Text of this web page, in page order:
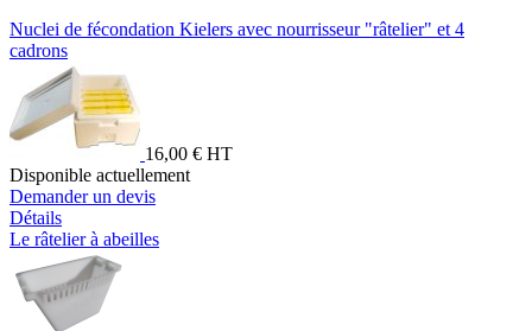
Nuclei de fécondation Kielers avec nourrisseur "râtelier" et 4
cadrons
16,00 € HT
Disponible actuellement
Demander un devis
Détails
Le râtelier à abeilles